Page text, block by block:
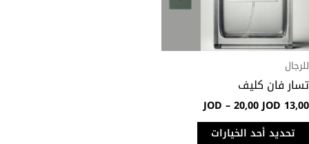
فان كليف
JOD–20,00JOD
تحديد أحد الخيارات